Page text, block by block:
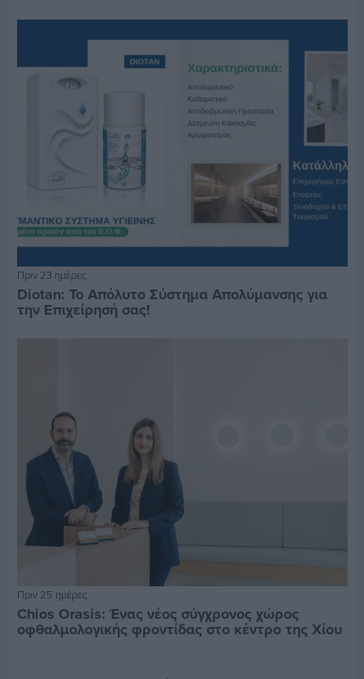
Πριν 23 ημέρες
Diotan: Το Απόλυτο Σύστημα Απολύμανσης για
την Επιχείρησή σας!
Πριν 25 ημέρες
Chios Orasis: Ένας νέος σύγχρονος χώρος
οφθαλμολογικής φροντίδας στο κέντρο της Χίου